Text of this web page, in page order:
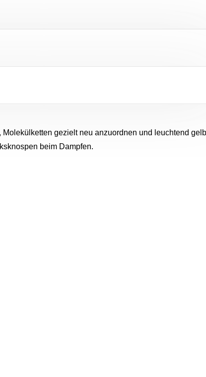
gezielt neu anzuordnen und leuchtend gelb
beim Dampfen.